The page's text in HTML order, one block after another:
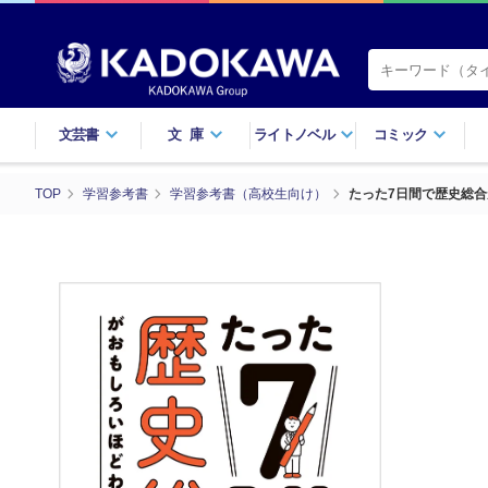
文芸書 文庫 ライトノベル コミック
TOP 学習参考書 学習参考書（高校生向け） たった7日間で歴史総